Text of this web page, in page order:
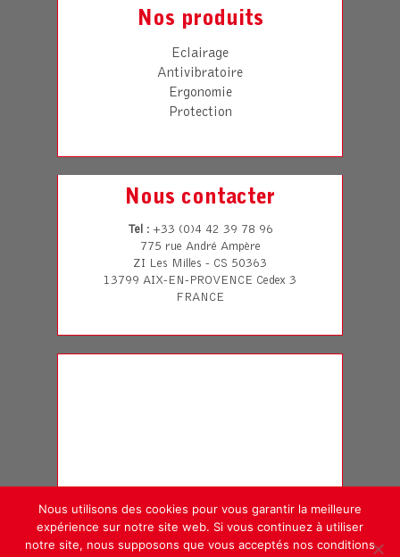
Nos produits
Eclairage
Antivibratoire
Ergonomie
Protection
Nous contacter
Tel: +33 (0)4 42 39 78 96
775 rue André Ampère
ZI Les Milles - CS 50363
13799 AIX-EN-PROVENCE Cedex 3
FRANCE
Nous utilisons des cookies pour vous garantir la meilleure
expérience sur notre site web. Si vous continuez à utiliser
notre site, nous supposons que vous acceptés nos conditions